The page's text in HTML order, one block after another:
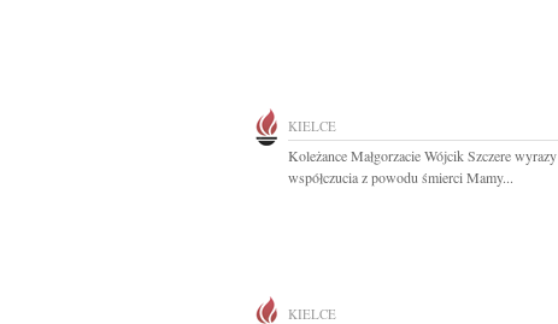
KIELCE
Koleżance Małgorzacie Wójcik Szczere wyrazy
współczucia z powodu śmierci Mamy...
KIELCE